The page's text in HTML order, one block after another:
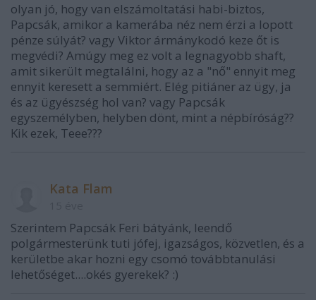
olyan jó, hogy van elszámoltatási habi-biztos,
Papcsák, amikor a kamerába néz nem érzi a lopott
pénze súlyát? vagy Viktor ármánykodó keze őt is
megvédi? Amúgy meg ez volt a legnagyobb shaft,
amit sikerült megtalálni, hogy az a "nő" ennyit meg
ennyit keresett a semmiért. Elég pitiáner az ügy, ja
és az ügyészség hol van? vagy Papcsák
egyszemélyben, helyben dönt, mint a népbíróság??
Kik ezek, Teee???
Kata Flam
Szerintem Papcsák Feri bátyánk, leendő
polgármesterünk tuti jófej, igazságos, közvetlen, és a
kerületbe akar hozni egy csomó továbbtanulási
lehetőséget....okés gyerekek? :)